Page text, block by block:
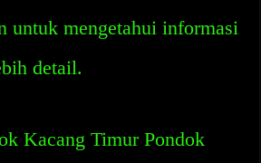
untuk mengetahui informasi
detail.
Kacang Timur Pondok